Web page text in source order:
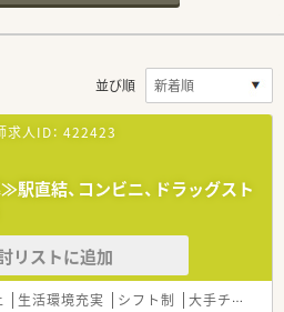
並び順
求人ID： 422423
駅直結、コンビニ、ドラッグスト
リストに追加
生活環境充実 シフト制 大手チェーン